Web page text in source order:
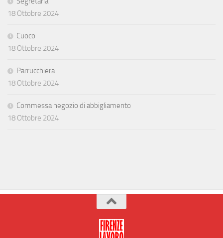
18 Ottobre 2024
Cuoco
18 Ottobre 2024
Parrucchiera
18 Ottobre 2024
Commessa negozio di abbigliamento
18 Ottobre 2024